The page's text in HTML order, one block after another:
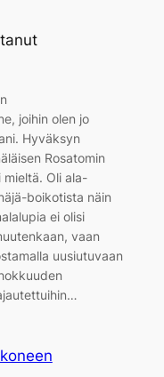
joihin olen jo
Hyväksyn
Rosatomin
mieltä. Oli ala-
boikotista näin
ei olisi
vaan
uusiutuvaan